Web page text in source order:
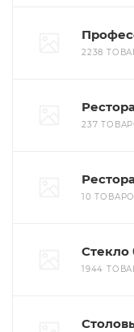
2238
237
10
Стекло
1944